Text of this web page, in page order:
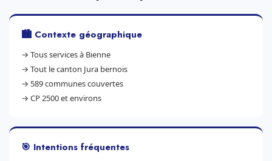
🏙️ Contexte géographique
→ Tous services à Bienne
→ Tout le canton Jura bernois
→ 589 communes couvertes
→ CP 2500 et environs
🎯 Intentions fréquentes